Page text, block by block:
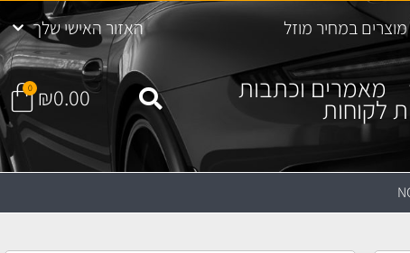
מוצרים במחיר מוזל האזור האישי שלך
מאמרים וכתבות
לקוחות ₪0.00
0